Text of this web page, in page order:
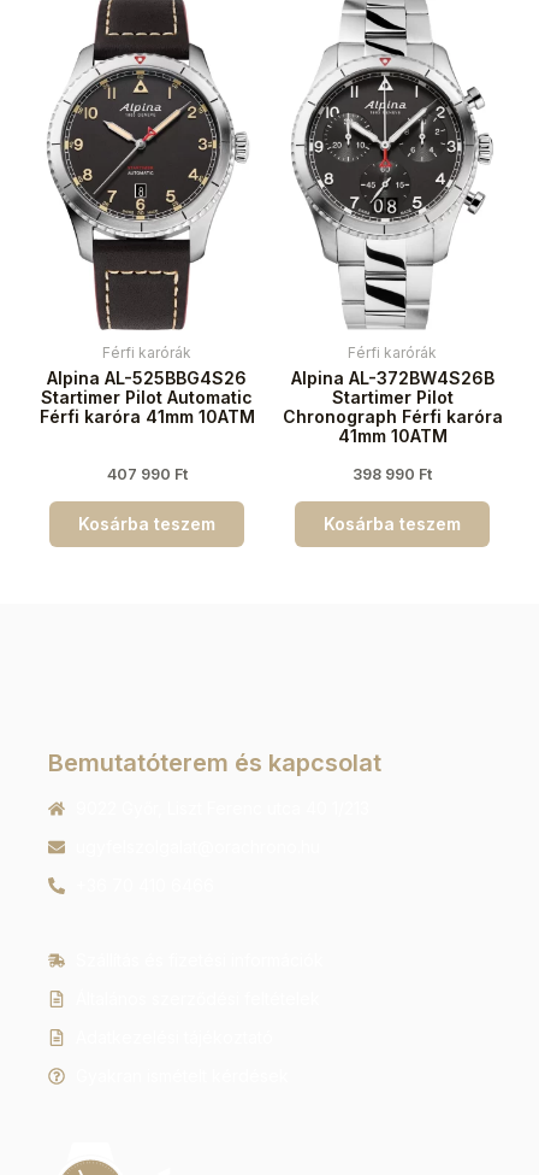
Férfi karórák
Alpina AL-525BBG4S26
Startimer Pilot Automatic
Férfi karóra 41mm 10ATM
407 990 Ft
Kosárba teszem
Férfi karórák
Alpina AL-372BW4S26B
Startimer Pilot
Chronograph Férfi karóra
41mm 10ATM
398 990 Ft
Kosárba teszem
Bemutatóterem és kapcsolat